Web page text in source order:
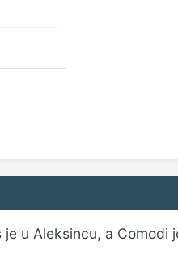
u Aleksincu, a Comodi